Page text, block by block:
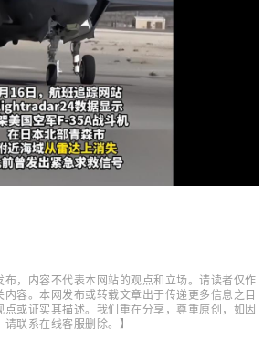
布，内容不代表本网站的观点和立场。请读者仅作
容。本网发布或转载文章出于传递更多信息之目
或证实其描述。我们重在分享，尊重原创，如因
联系在线客服删除。】